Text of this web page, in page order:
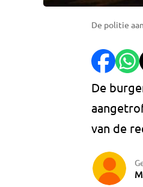
De politie
De
van de